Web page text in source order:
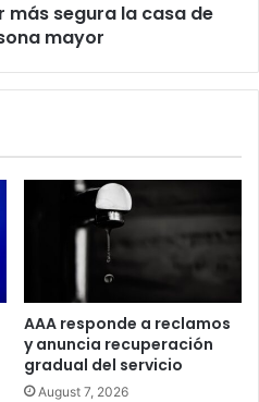
más segura la casa de
mayor
AAA responde a reclamos
y anuncia recuperación
gradual del servicio
August 7, 2026